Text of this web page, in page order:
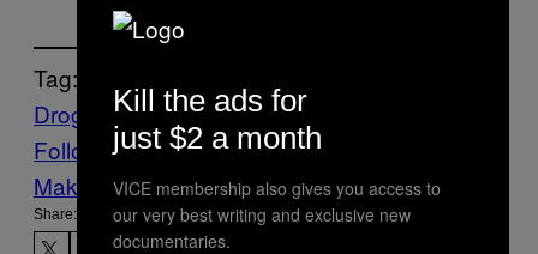
Tag:
Droga
eroina overdose
Follow Us On Discover
Make Us Preferred In Top Stories
Share:
Kill the ads for
just $2 a month
VICE membership also gives you access to
our very best writing and exclusive new
documentaries.